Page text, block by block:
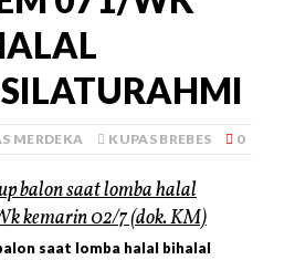
MERDEKA KUPAS BREBES 0
saat lomba halal bihalal